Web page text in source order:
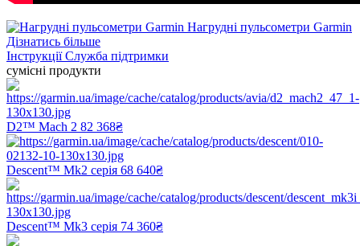
Нагрудні пульсометри Garmin
Дізнатись більше
Інструкції Служба підтримки
сумісні продукти
D2™ Mach 2 82 368₴
Descent™ Mk2 серія 68 640₴
Descent™ Mk3 серія 74 360₴